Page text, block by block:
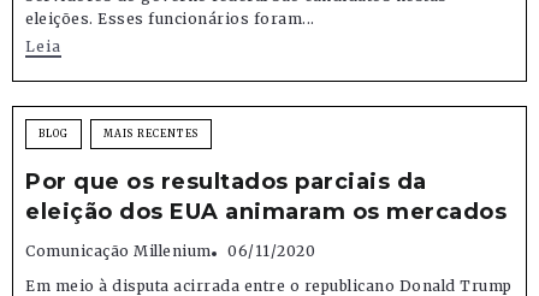
eleições. Esses funcionários foram...
Leia
BLOG MAIS RECENTES
Por que os resultados parciais da
eleição dos EUA animaram os mercados
Comunicação Millenium
06/11/2020
Em meio à disputa acirrada entre o republicano Donald Trump